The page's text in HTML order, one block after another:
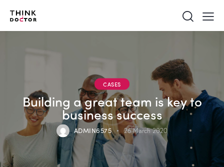
CASES
Building a great team is key to
business success
ADMIN6575 26 March 2020